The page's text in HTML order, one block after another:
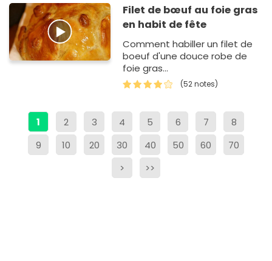
Filet de bœuf au foie gras
en habit de fête
Comment habiller un filet de
boeuf d'une douce robe de
foie gras...
(52 notes)
1 2 3 4 5 6 7
8
9
10 20 30 40 50 60
70
>
>>